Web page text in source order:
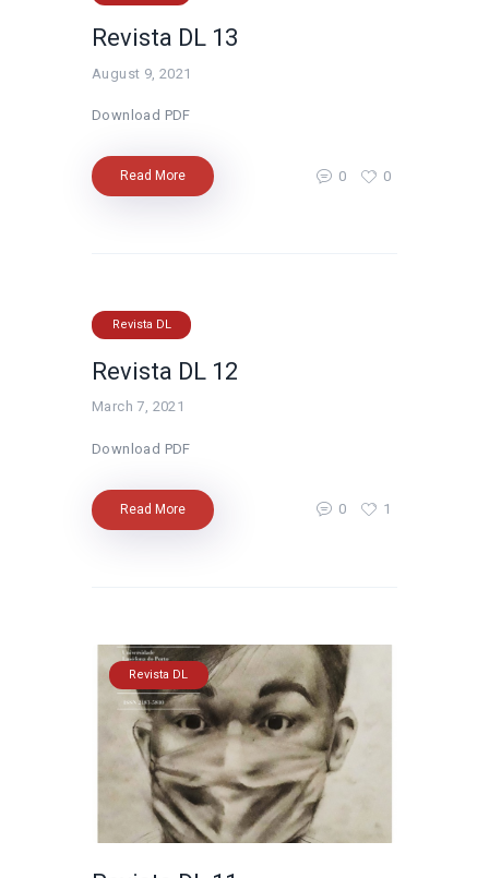
Revista DL 13
August 9, 2021
Download PDF
Read More 0 0
Revista DL
Revista DL 12
March 7, 2021
Download PDF
Read More 0 1
Revista DL